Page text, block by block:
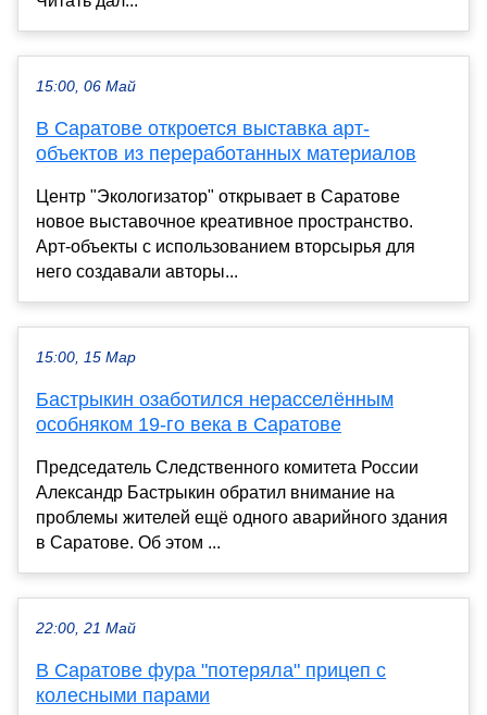
15:00, 06 Май
В Саратове откроется выставка арт-
объектов из переработанных материалов
Центр "Экологизатор" открывает в Саратове
новое выставочное креативное пространство.
Арт-объекты с использованием вторсырья для
него создавали авторы...
15:00, 15 Мар
Бастрыкин озаботился нерасселённым
особняком 19-го века в Саратове
Председатель Следственного комитета России
Александр Бастрыкин обратил внимание на
проблемы жителей ещё одного аварийного здания
в Саратове. Об этом ...
22:00, 21 Май
В Саратове фура "потеряла" прицеп с
колесными парами